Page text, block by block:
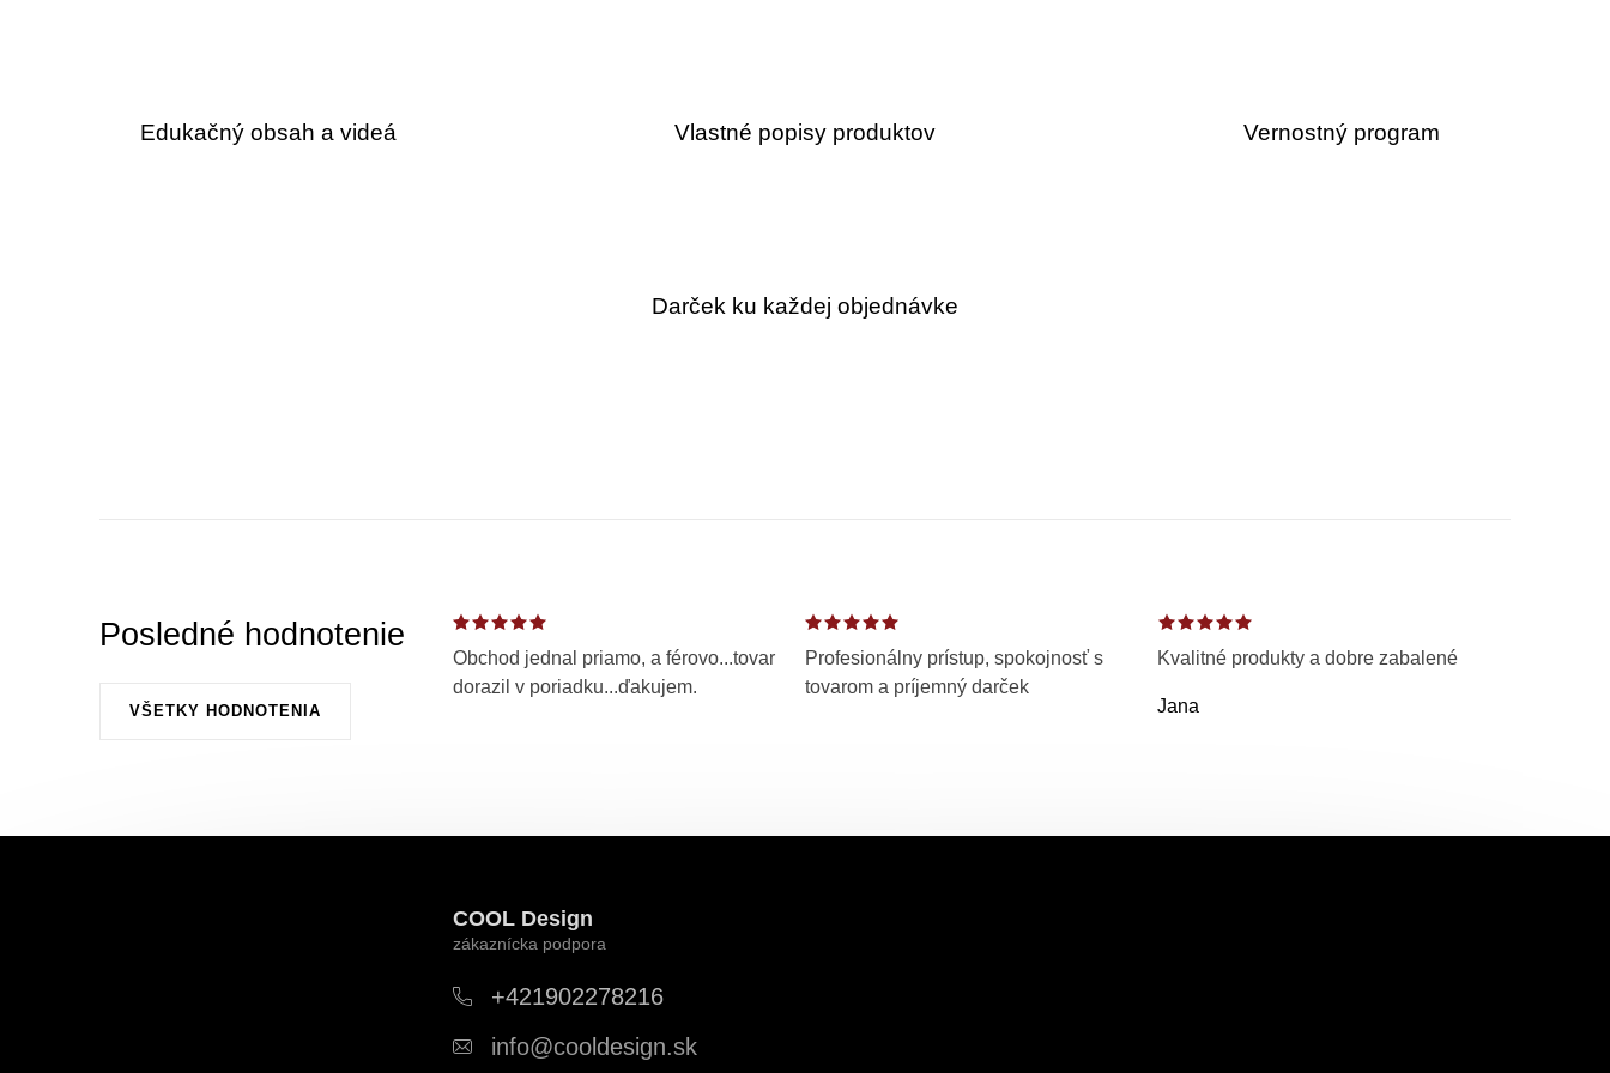
Edukačný obsah a videá Vlastné popisy produktov Vernostný program
Darček ku každej objednávke
Posledné hodnotenie
VŠETKY HODNOTENIA
Obchod jednal priamo, a férovo...tovar
dorazil v poriadku...ďakujem.
Profesionálny prístup, spokojnosť s
tovarom a príjemný darček
Kvalitné produkty a dobre zabalené
Jana
COOL Design
+421902278216
info@cooldesign.sk